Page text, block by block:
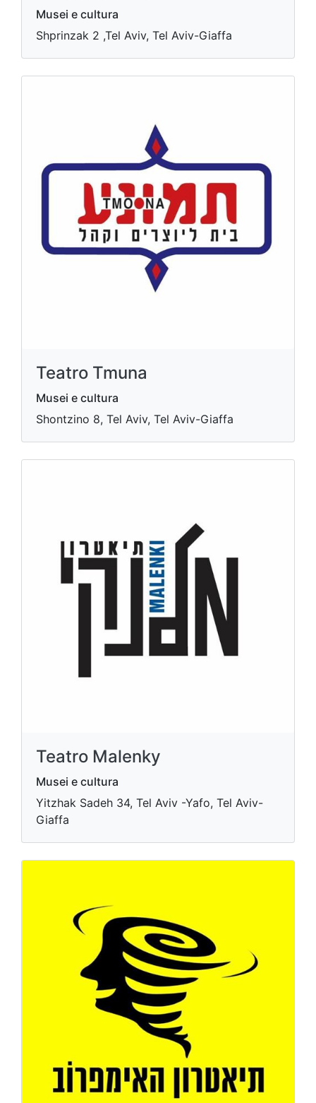
Musei e cultura
Shprinzak 2 ,Tel Aviv, Tel Aviv-Giaffa
Teatro Tmuna
Musei e cultura
Shontzino 8, Tel Aviv, Tel Aviv-Giaffa
Teatro Malenky
Musei e cultura
Yitzhak Sadeh 34, Tel Aviv -Yafo, Tel Aviv-
Giaffa